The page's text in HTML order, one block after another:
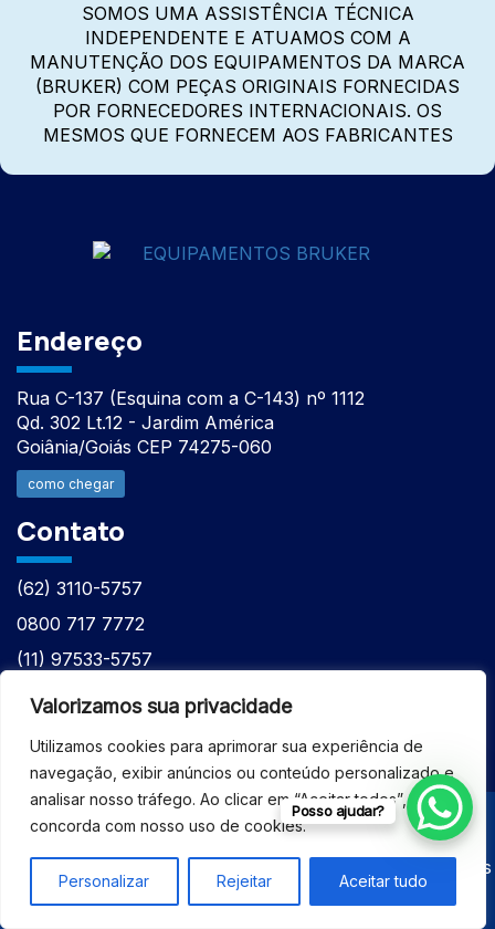
Valorizamos sua privacidade
Utilizamos cookies para aprimorar sua experiência de
navegação, exibir anúncios ou conteúdo personalizado e
analisar nosso tráfego. Ao clicar em “Aceitar todos”, você
concorda com nosso uso de cookies.
Personalizar Rejeitar Aceitar tudo
SOMOS UMA ASSISTÊNCIA TÉCNICA
INDEPENDENTE E ATUAMOS COM A
MANUTENÇÃO DOS EQUIPAMENTOS DA MARCA
(BRUKER) COM PEÇAS ORIGINAIS FORNECIDAS
POR FORNECEDORES INTERNACIONAIS. OS
MESMOS QUE FORNECEM AOS FABRICANTES
Endereço
Rua C-137 (Esquina com a C-143) nº 1112
Qd. 302 Lt.12 - Jardim América
Goiânia/Goiás CEP 74275-060
como chegar
Contato
(62) 3110-5757
0800 717 7772
(11) 97533-5757
(62) 98610-7777
© 2026 - ASSISTÊNCIA TÉCNICA ESPECIALIZADA
EQUIPAMENTOS BRUKER - Todos os direitos reservados
Posso ajudar?